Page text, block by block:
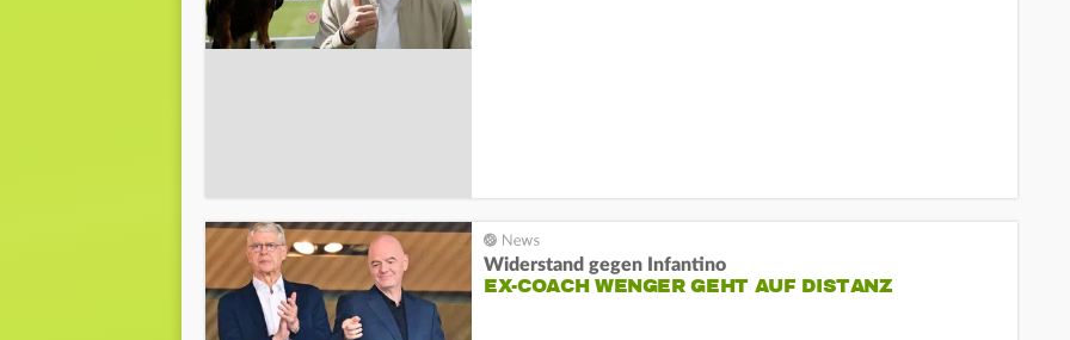
Widerstand gegen Infantino
EX-COACH WENGER GEHT AUF DISTANZ